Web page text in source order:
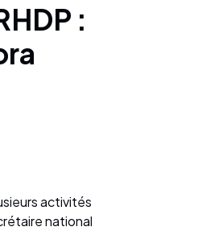
:
activités
national